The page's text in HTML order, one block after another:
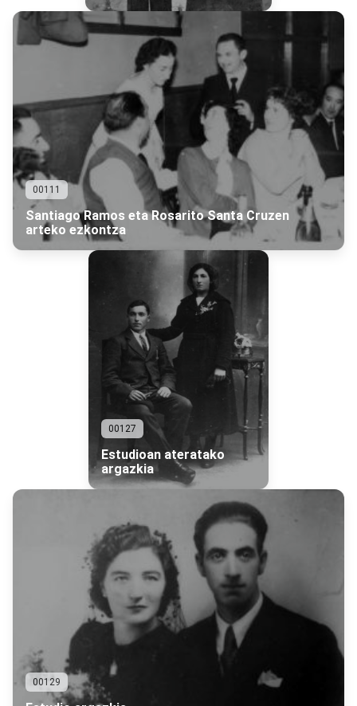
00111
Santiago Ramos eta Rosarito Santa Cruzen
arteko ezkontza
00127
Estudioan ateratako
argazkia
00129